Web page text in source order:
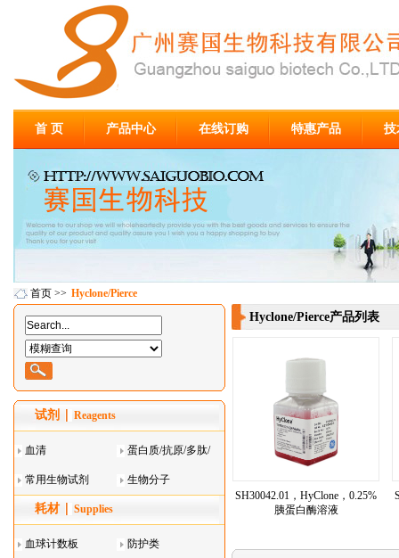
首 页 产品中心 在线订购 特惠产品 技
首页 >> Hyclone/Pierce
试剂 Reagents
血清 蛋白质/抗原/多肽/
酶
常用生物试剂 生物分子
耗材 Supplies
血球计数板 防护类
Hyclone/Pierce产品列表
SH30042.01，HyClone，0.25%
胰蛋白酶溶液